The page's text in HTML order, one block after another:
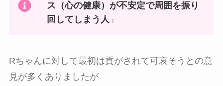
ス（心の健康）が不安定で周囲を振り
回してしまう人 」
Rちゃんに対して最初は貢がされて可哀そうとの意
見が多くありましたが